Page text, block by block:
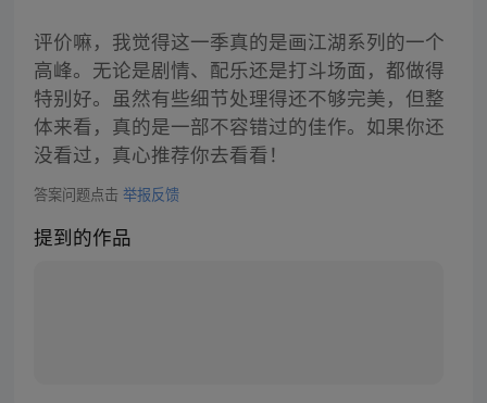
评价嘛，我觉得这一季真的是画江湖系列的一个
高峰。无论是剧情、配乐还是打斗场面，都做得
特别好。虽然有些细节处理得还不够完美，但整
体来看，真的是一部不容错过的佳作。如果你还
没看过，真心推荐你去看看！
答案问题点击 举报反馈
提到的作品